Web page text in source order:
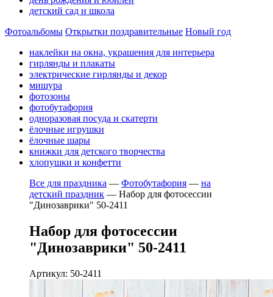
детский сад и школа
Фотоальбомы Открытки поздравительные Новый год
наклейки на окна, украшения для интерьера
гирлянды и плакаты
электрические гирлянды и декор
мишура
фотозоны
фотобутафория
одноразовая посуда и скатерти
ёлочные игрушки
ёлочные шары
книжки для детского творчества
хлопушки и конфетти
Все для праздника — Фотобутафория — на
детский праздник — Набор для фотосессии
"Динозаврики" 50-2411
Набор для фотосессии
"Динозаврики" 50-2411
Артикул: 50-2411